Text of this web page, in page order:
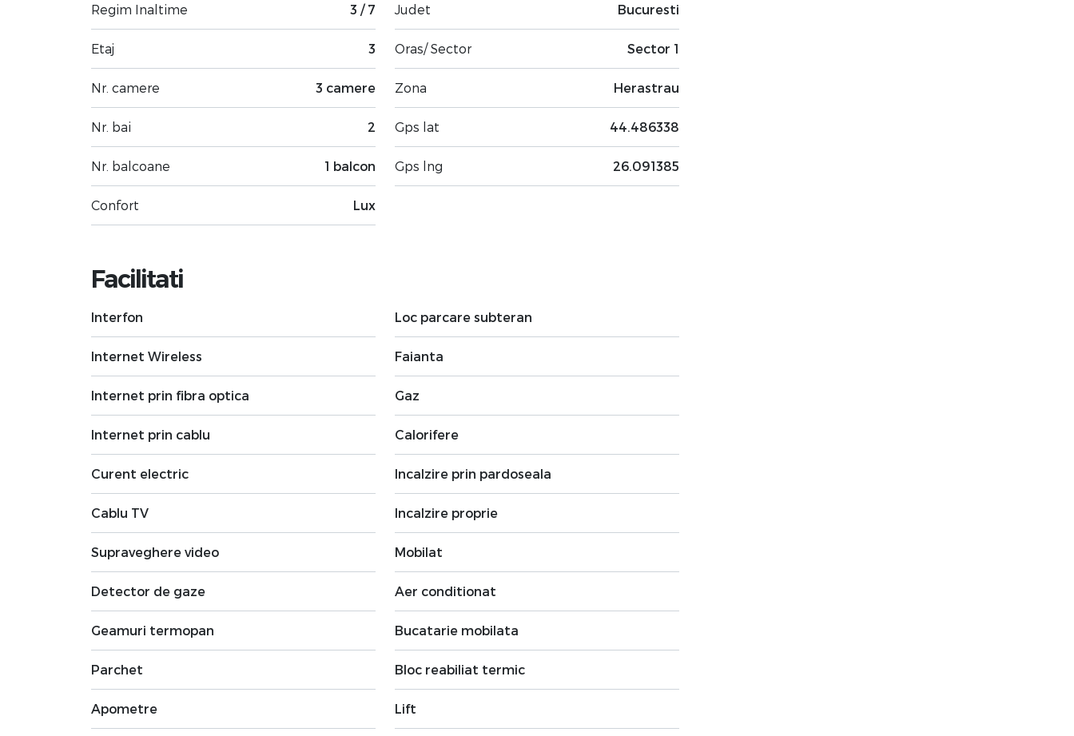
Regim Inaltime 3 / 7
Etaj 3
Nr. camere 3 camere
Nr. bai 2
Nr. balcoane 1 balcon
Confort Lux
Judet Bucuresti
Oras/ Sector Sector 1
Zona Herastrau
Gps lat 44.486338
Gps lng 26.091385
Facilitati
Interfon
Internet Wireless
Internet prin fibra optica
Internet prin cablu
Curent electric
Cablu TV
Supraveghere video
Detector de gaze
Geamuri termopan
Parchet
Apometre
Loc parcare subteran
Faianta
Gaz
Calorifere
Incalzire prin pardoseala
Incalzire proprie
Mobilat
Aer conditionat
Bucatarie mobilata
Bloc reabiliat termic
Lift